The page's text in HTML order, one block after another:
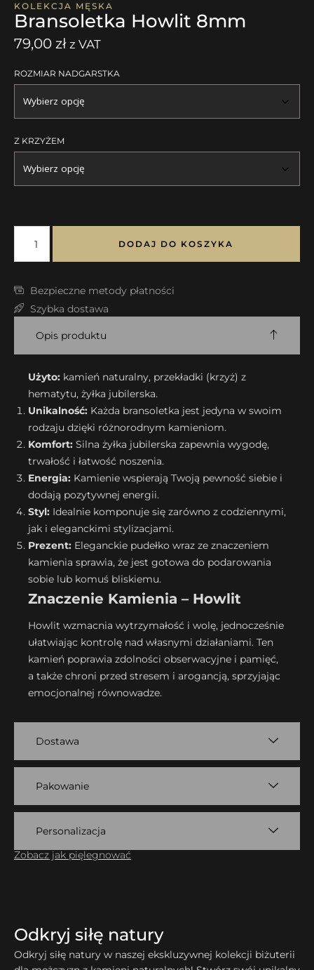
KOLEKCJA MĘSKA
Bransoletka Howlit 8mm
79,00 zł z VAT
ROZMIAR NADGARSTKA
Z KRZYŻEM
DODAJ DO KOSZYKA
Bezpieczne metody płatności
Szybka dostawa
Opis produktu
Użyto: kamień naturalny, przekładki (krzyż) z
hematytu, żyłka jubilerska.
Unikalność: Każda bransoletka jest jedyna w swoim
rodzaju dzięki różnorodnym kamieniom.
Komfort: Silna żyłka jubilerska zapewnia wygodę,
trwałość i łatwość noszenia.
Energia: Kamienie wspierają Twoją pewność siebie i
dodają pozytywnej energii.
Styl: Idealnie komponuje się zarówno z codziennymi,
jak i eleganckimi stylizacjami.
Prezent: Eleganckie pudełko wraz ze znaczeniem
kamienia sprawia, że jest gotowa do podarowania
sobie lub komuś bliskiemu.
Znaczenie Kamienia – Howlit
Howlit wzmacnia wytrzymałość i wolę, jednocześnie
ułatwiając kontrolę nad własnymi działaniami. Ten
kamień poprawia zdolności obserwacyjne i pamięć,
a także chroni przed stresem i arogancją, sprzyjając
emocjonalnej równowadze.
Dostawa
Pakowanie
Personalizacja
Zobacz jak pięlegnować
Odkryj siłę natury
Odkryj siłę natury w naszej ekskluzywnej kolekcji biżuterii